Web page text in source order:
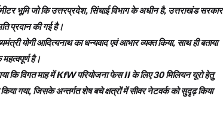
भूमि जो कि उत्तरप्रदेश, सिंचाई विभाग के अधीन है, उत्तराखंड सरकार
प्रदान की गई है।
योगी आदित्यनाथ का धन्यवाद एवं आभार व्यक्त किया, साथ ही बताया
महत्वपूर्ण है।
कि विगत माह में KfW परियोजना फेस II के लिए 30 मिलियन यूरो हेतु
गया, जिसके अन्तर्गत शेष बचे क्षत्रों में सीवर नेटवर्क को सुदृढ़ किया